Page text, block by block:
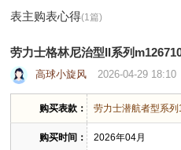
表主购表心得(1篇)
劳力士格林尼治型II系列
高球小旋风 2026-04-29 18:10
购买表款： 劳力士潜航者型系
购买时间： 2026年04月